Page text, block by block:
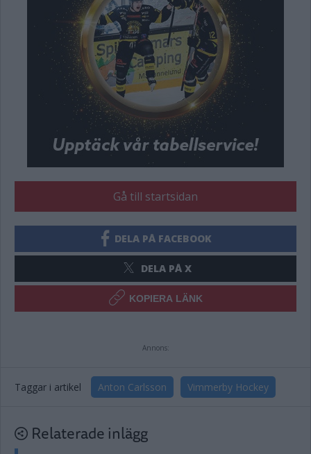
Gå till startsidan
DELA PÅ FACEBOOK
DELA PÅ X
KOPIERA LÄNK
Annons:
Taggar i artikel Anton Carlsson Vimmerby Hockey
Relaterade inlägg